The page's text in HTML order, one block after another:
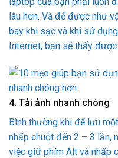
lâu hơn. Và để được như
bay khi sạc và khi sử
Internet, bạn sẽ thấy được
4. Tải ảnh nhanh chóng
Bình thường khi để lưu
nhấp chuột đến 2 – 3 lần,
việc giữ phím Alt và nhấp